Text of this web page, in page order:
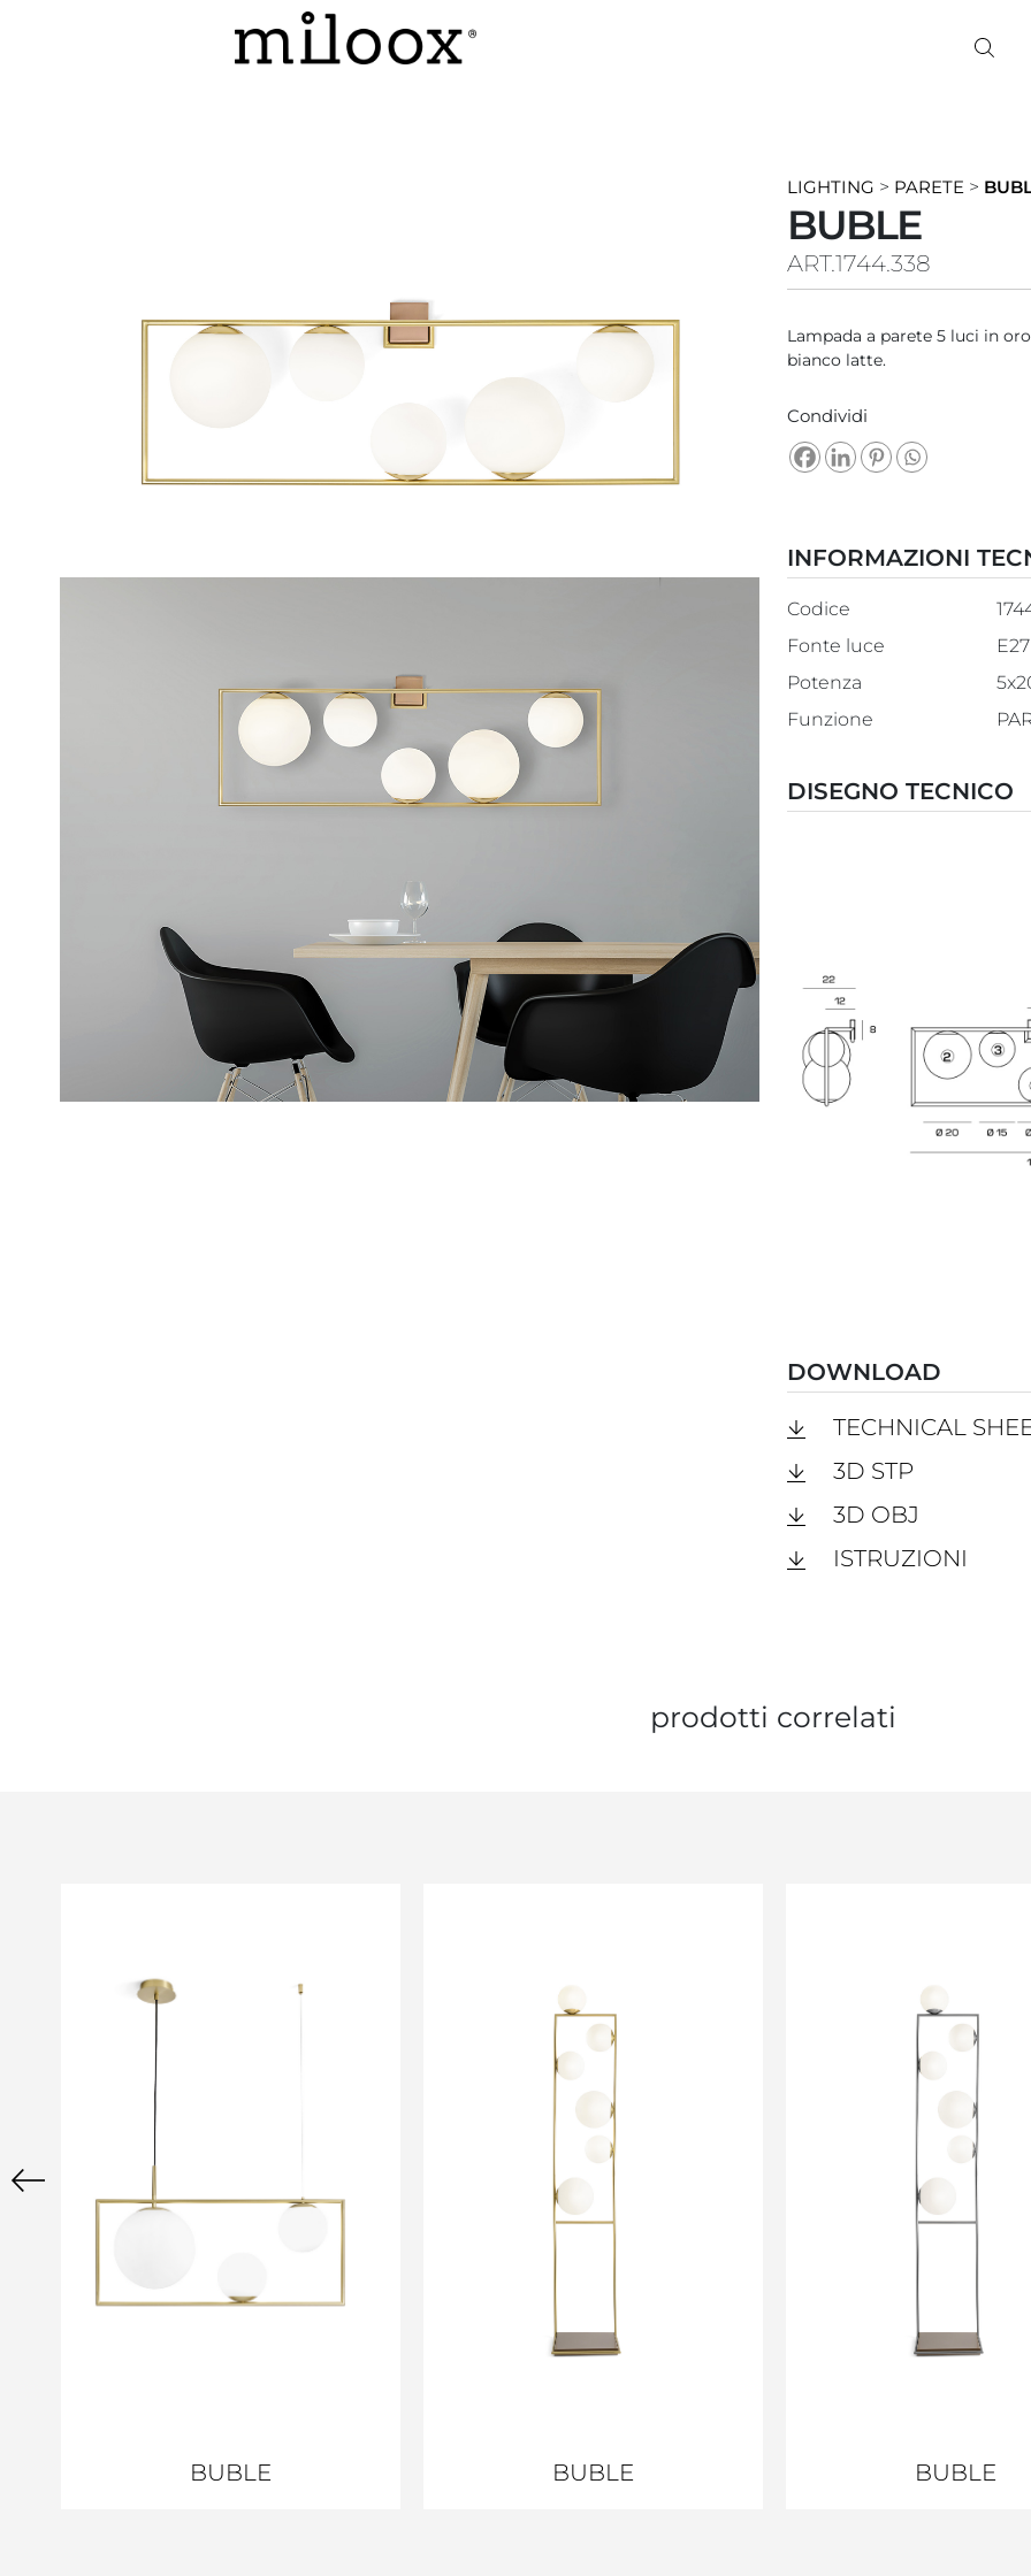
LIGHTING > PARETE >
BUBLE
ART.1744.338
Lampada a parete 5 luci in
bianco latte.
Condividi
INFORMAZIONI
Codice
Fonte luce
E27
Potenza
Funzione
DISEGNO TECNICO
DOWNLOAD
TECHNICAL
3D STP
3D OBJ
ISTRUZIONI
prodotti correlati
BUBLE BUBLE BUBLE